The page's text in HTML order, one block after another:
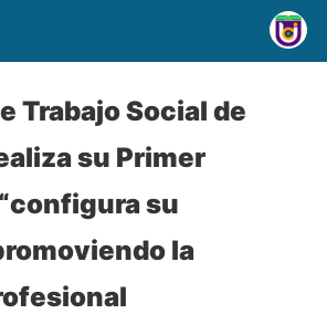
Trabajo Social de
su Primer
su
la